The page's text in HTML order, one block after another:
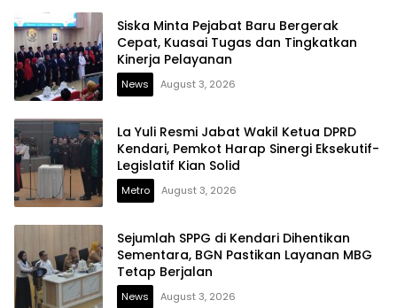
Siska Minta Pejabat Baru Bergerak
Cepat, Kuasai Tugas dan Tingkatkan
Kinerja Pelayanan
News August 3, 2026
La Yuli Resmi Jabat Wakil Ketua DPRD
Kendari, Pemkot Harap Sinergi Eksekutif-
Legislatif Kian Solid
Metro August 3, 2026
Sejumlah SPPG di Kendari Dihentikan
Sementara, BGN Pastikan Layanan MBG
Tetap Berjalan
News August 3, 2026